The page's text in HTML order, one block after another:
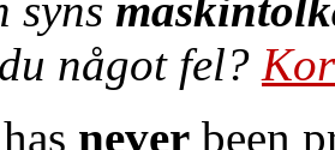
något fel?
never been